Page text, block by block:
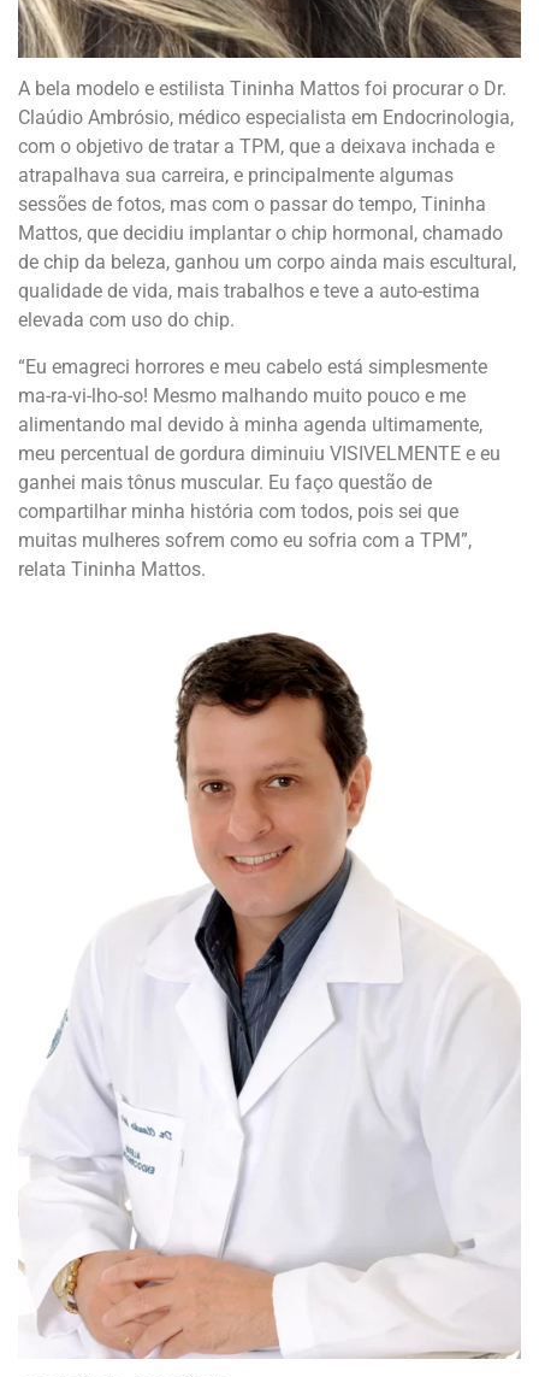
A bela modelo e estilista Tininha Mattos foi procurar o Dr.
Claúdio Ambrósio, médico especialista em Endocrinologia,
com o objetivo de tratar a TPM, que a deixava inchada e
atrapalhava sua carreira, e principalmente algumas
sessões de fotos, mas com o passar do tempo, Tininha
Mattos, que decidiu implantar o chip hormonal, chamado
de chip da beleza, ganhou um corpo ainda mais escultural,
qualidade de vida, mais trabalhos e teve a auto-estima
elevada com uso do chip.
“Eu emagreci horrores e meu cabelo está simplesmente
ma-ra-vi-lho-so! Mesmo malhando muito pouco e me
alimentando mal devido à minha agenda ultimamente,
meu percentual de gordura diminuiu VISIVELMENTE e eu
ganhei mais tônus muscular. Eu faço questão de
compartilhar minha história com todos, pois sei que
muitas mulheres sofrem como eu sofria com a TPM”,
relata Tininha Mattos.